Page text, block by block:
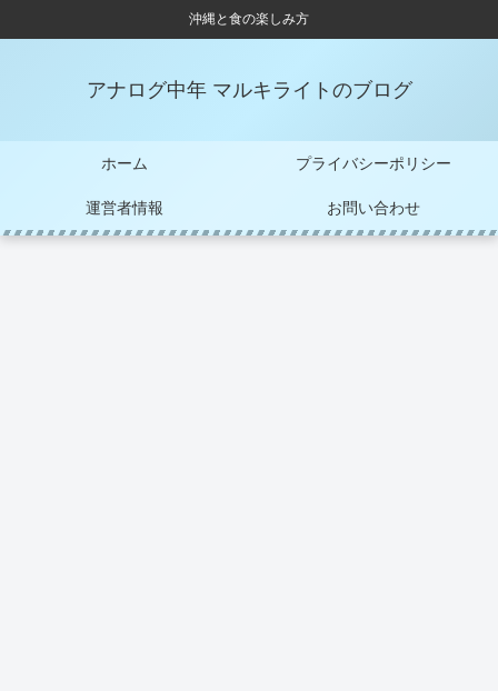
沖縄と食の楽しみ方
アナログ中年 マルキライトのブログ
ホーム プライバシーポリシー
運営者情報 お問い合わせ